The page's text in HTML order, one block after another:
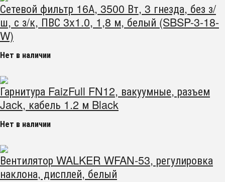
Сетевой фильтр 16А, 3500 Вт, 3 гнезда, без з/
ш, с з/к, ПВС 3x1.0, 1,8 м, белый (SBSP-3-18-
W)
Нет в наличии
Гарнитура FaizFull FN12, вакуумные, разъем
Jack, кабель 1.2 м Black
Нет в наличии
Вентилятор WALKER WFAN-53, регулировка
наклона, дисплей, белый